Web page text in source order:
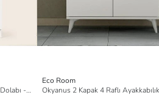
Caffino Çok Amaçlı Kahve Köşesi Dolabı - Beyaz / Safir Meşe - 120 cm
Eco Room